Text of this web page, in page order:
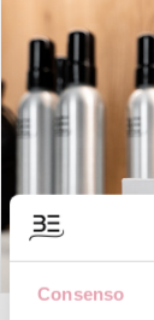
Consenso